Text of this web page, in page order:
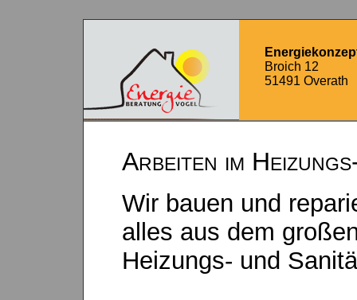
Broich 12
51491 Overath
Arbeiten im
Wir bauen und
alles aus dem
Heizungs- und